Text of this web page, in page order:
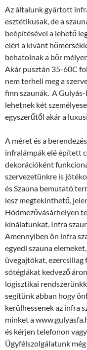
Az általunk gyártott
esztétikusak, de a
beépítésével a lehető
eléri a kívánt
behatolnak a bőr
Akár pusztán 35-60C
nem terheli meg a
finn szaunák. A
lehetnek két
egyszerűtől akár a
A méret és a
infralámpák elé épített
dekorációként
szervezetünkre is
és Szauna bemutató
lesz megtekinthető,
Hódmezővásárhelyen
kínálatunkat. Infra
Amennyiben ön infra
egyedi szauna
üvegajtókat,
sótéglákat kedvező
logisztikai
segítünk abban hogy
kerülhessenek az infra
minket a
és kérjen telefonon
Ügyfélszolgálatunk